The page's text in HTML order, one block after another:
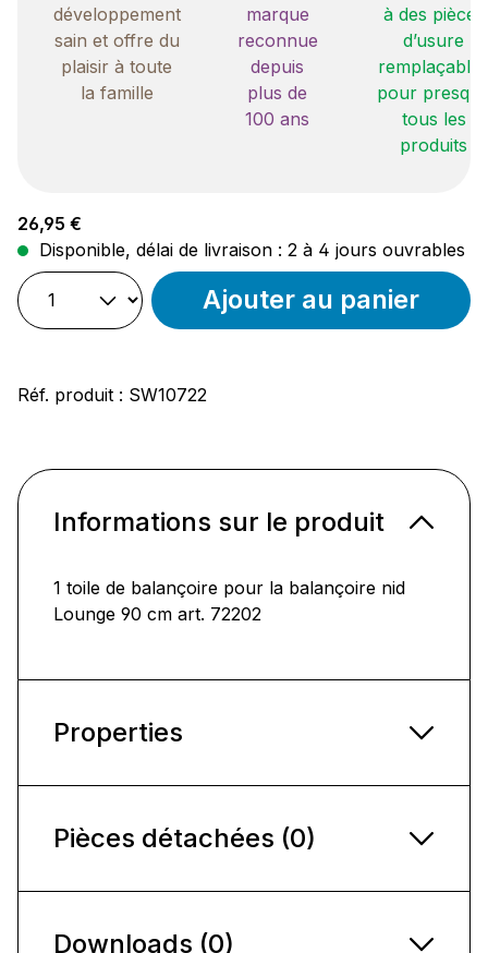
développement
sain et offre du
plaisir à toute
la famille
marque
reconnue
depuis
plus de
100 ans
à des pièces
d’usure
remplaçables
pour
tous les
produits
Prix régulier :
26,95 €
Disponible, délai de livraison : 2 à 4 jours ouvrables
Ajouter au panier
Réf. produit : SW10722
Informations sur le produit
1 toile de balançoire pour la balançoire nid
Lounge 90 cm art. 72202
Properties
Pièces détachées (0)
Downloads (0)